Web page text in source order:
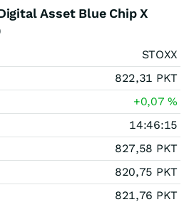
Asset Blue Chip X
STOXX
822,31 PKT
+0,07%
14:46:15
827,58 PKT
820,75 PKT
821,76 PKT